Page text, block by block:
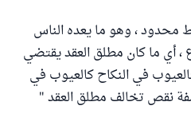
، وهو ما يعده الناس
، أي ما كان مطلق العقد يقتضي
في النكاح كالعيوب في
نقص تخالف مطلق العقد "